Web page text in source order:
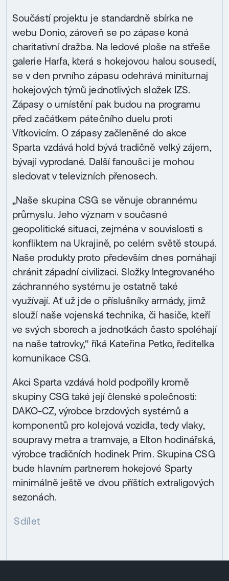
Součástí projektu je standardně sbírka ne
webu Donio, zároveň se po zápase koná
charitativní dražba. Na ledové ploše na střeše
galerie Harfa, která s hokejovou halou sousedí,
se v den prvního zápasu odehrává miniturnaj
hokejových týmů jednotlivých složek IZS.
Zápasy o umístění pak budou na programu
před začátkem pátečního duelu proti
Vítkovicím. O zápasy začleněné do akce
Sparta vzdává hold bývá tradičně velký zájem,
bývají vyprodané. Další fanoušci je mohou
sledovat v televizních přenosech.
„Naše skupina CSG se věnuje obrannému
průmyslu. Jeho význam v současné
geopolitické situaci, zejména v souvislosti s
konfliktem na Ukrajině, po celém světě stoupá.
Naše produkty proto především dnes pomáhají
chránit západní civilizaci. Složky Integrovaného
záchranného systému je ostatně také
využívají. Ať už jde o příslušníky armády, jimž
slouží naše vojenská technika, či hasiče, kteří
ve svých sborech a jednotkách často spoléhají
na naše tatrovky,“ říká Kateřina Petko, ředitelka
komunikace CSG.
Akci Sparta vzdává hold podpořily kromě
skupiny CSG také její členské společnosti:
DAKO-CZ, výrobce brzdových systémů a
komponentů pro kolejová vozidla, tedy vlaky,
soupravy metra a tramvaje, a Elton hodinářská,
výrobce tradičních hodinek Prim. Skupina CSG
bude hlavním partnerem hokejové Sparty
minimálně ještě ve dvou příštích extraligových
sezonách.
Sdílet